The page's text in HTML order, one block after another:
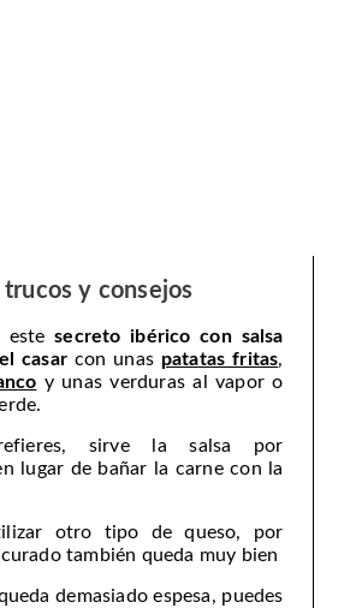
y consejos
estesecreto ibérico con salsa
casarcon unas patatas fritas,
y unas verduras al vapor o
sirve la salsa por
lugar de bañar la carne con la
otro tipo de queso, por
también queda muy bien
demasiado espesa, puedes